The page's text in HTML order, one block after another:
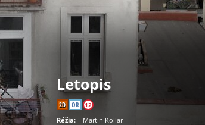
Letopis
2D OR 12
Réžia:
Martin Kollar